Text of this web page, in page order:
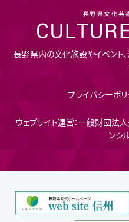
長野県内の文化施設やイベント
プライバシーポ
ウェブサイト運営：一般財団
ンシ